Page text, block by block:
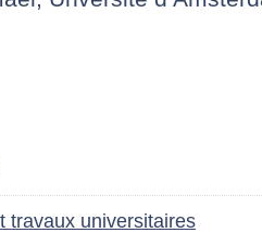
travaux universitaires